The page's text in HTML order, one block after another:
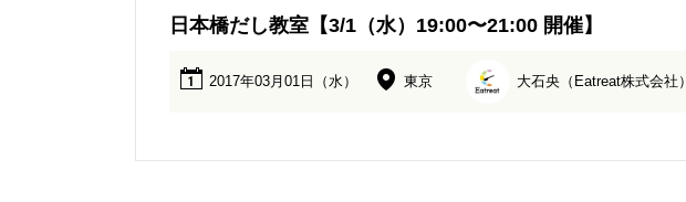
日本橋だし教室【3/1（水）19:00〜21:00 開催】
1 2017年03月01日（水） 東京 大石央（Eatreat株式会社）